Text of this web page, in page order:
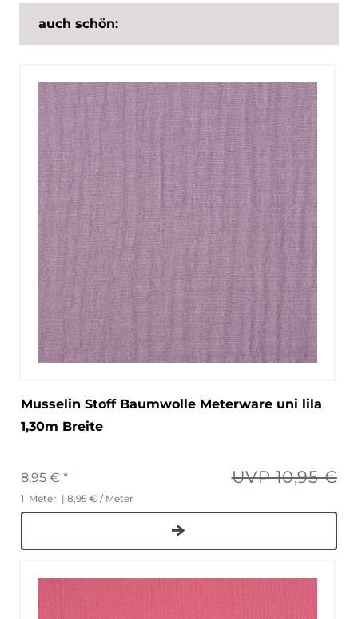
auch schön:
Musselin Stoff Baumwolle Meterware uni lila
1,30m Breite
UVP 10,95 €
8,95 € *
1 Meter | 8,95 € / Meter